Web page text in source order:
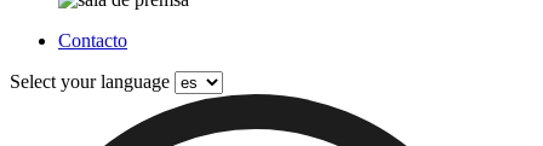
Contacto
Select your language